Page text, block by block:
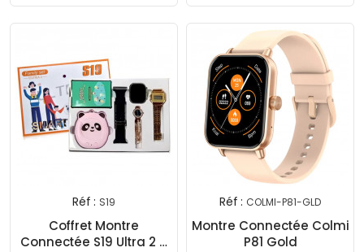
Réf : S19
Coffret Montre
Connectée S19 Ultra 2 +
Réf : COLMI-P81-GLD
Montre Connectée Colmi
P81 Gold